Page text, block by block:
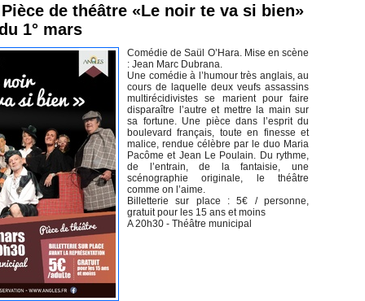
de théâtre «Le noir te va si bien»
1° mars
Comédie de Saül O’Hara. Mise en scène
: Jean Marc Dubrana.
Une comédie à l’humour très anglais, au
cours de laquelle deux veufs assassins
multirécidivistes se marient pour faire
disparaître l’autre et mettre la main sur
sa fortune. Une pièce dans l’esprit du
boulevard français, toute en finesse et
malice, rendue célèbre par le duo Maria
Pacôme et Jean Le Poulain. Du rythme,
de l’entrain, de la fantaisie, une
scénographie originale, le théâtre
comme on l’aime.
Billetterie sur place : 5€ / personne,
gratuit pour les 15 ans et moins
A 20h30 - Théâtre municipal